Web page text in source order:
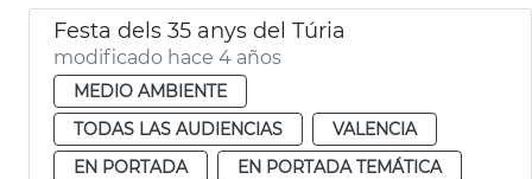
Festa dels 35 anys del Túria
modificado hace 4 años
MEDIO AMBIENTE
TODAS LAS AUDIENCIAS
VALENCIA
EN PORTADA
EN PORTADA TEMÁTICA